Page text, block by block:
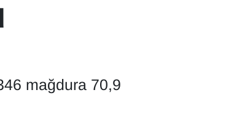
mağdura 70,9